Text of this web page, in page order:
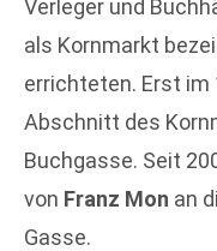
Verleger und
als Kornmarkt
errichteten. Erst im
Abschnitt des
Buchgasse. Seit
von Franz Mon an
Gasse.